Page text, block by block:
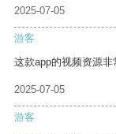
2025-07-05
游客
这款app的视频资源非
2025-07-05
游客